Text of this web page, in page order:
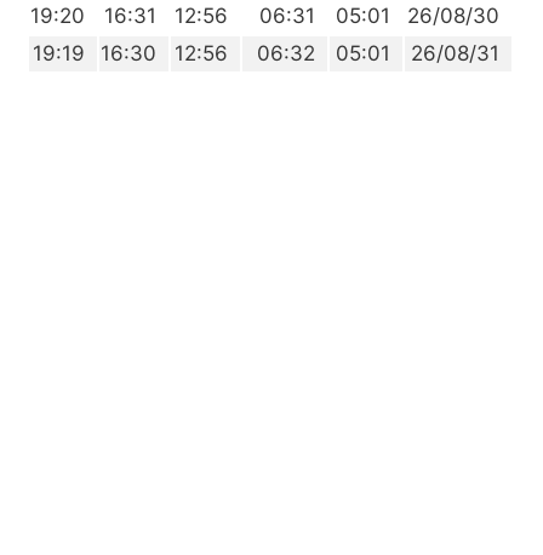
26/08/30
05:01
06:31
12:56
16:31
19:20
26/08/31
05:01
06:32
12:56
16:30
19:19